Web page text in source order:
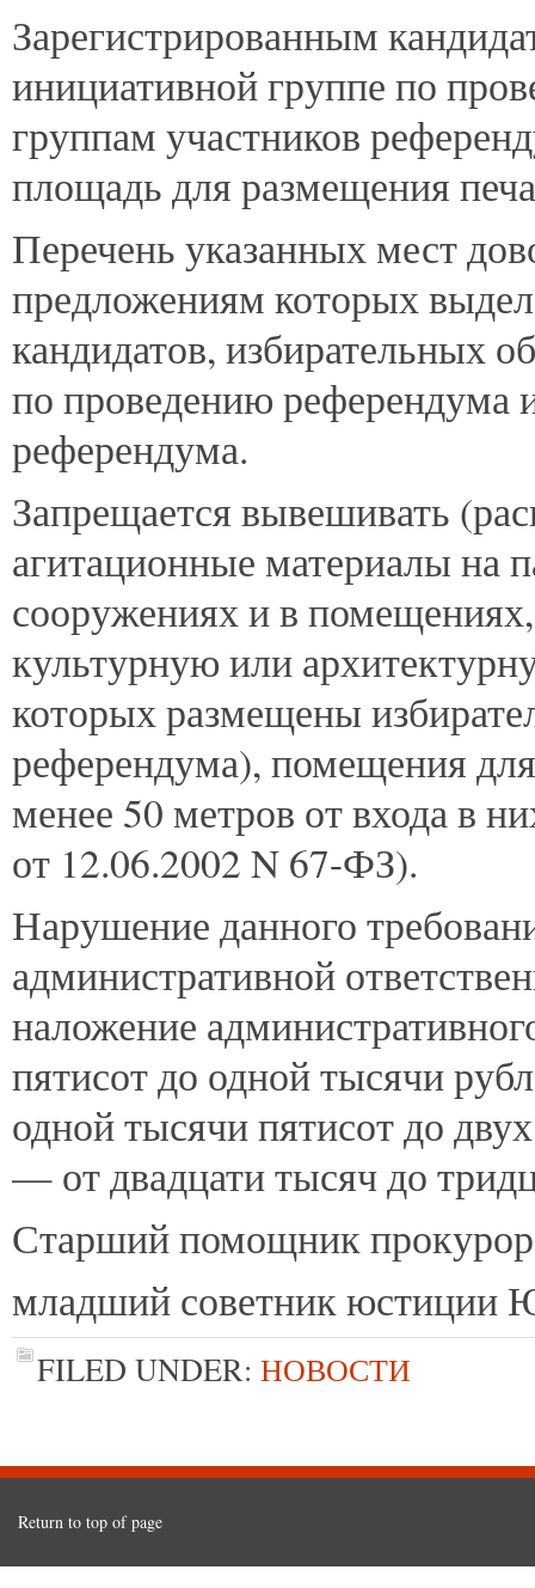
Зарегистрированным
инициативной группе по
группам участников
площадь для размещения
Перечень указанных мест
предложениям которых
кандидатов, избирательных
по проведению референдума
референдума.
Запрещается вывешивать
агитационные материалы на
сооружениях и в
культурную или
которых размещены
референдума), помещения
менее 50 метров от входа в
от 12.06.2002 N 67-ФЗ).
Нарушение данного
административной
наложение
пятисот до одной тысячи
одной тысячи пятисот до
— от двадцати тысяч до
Старший помощник
младший советник юстиции
FILED UNDER: НОВОСТИ
Return to top of page